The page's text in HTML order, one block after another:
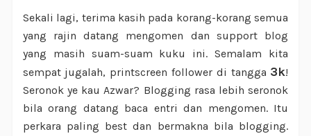
Sekali lagi, terima kasih pada korang-korang semua
yang rajin datang mengomen dan support blog
yang masih suam-suam kuku ini. Semalam kita
sempat jugalah, printscreen follower di tangga 3k!
Seronok ye kau Azwar? Blogging rasa lebih seronok
bila orang datang baca entri dan mengomen. Itu
perkara paling best dan bermakna bila blogging.